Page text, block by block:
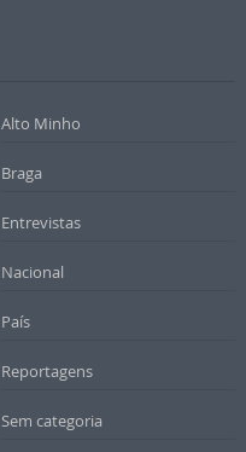
Alto Minho
Braga
Entrevistas
Nacional
País
Reportagens
Sem categoria